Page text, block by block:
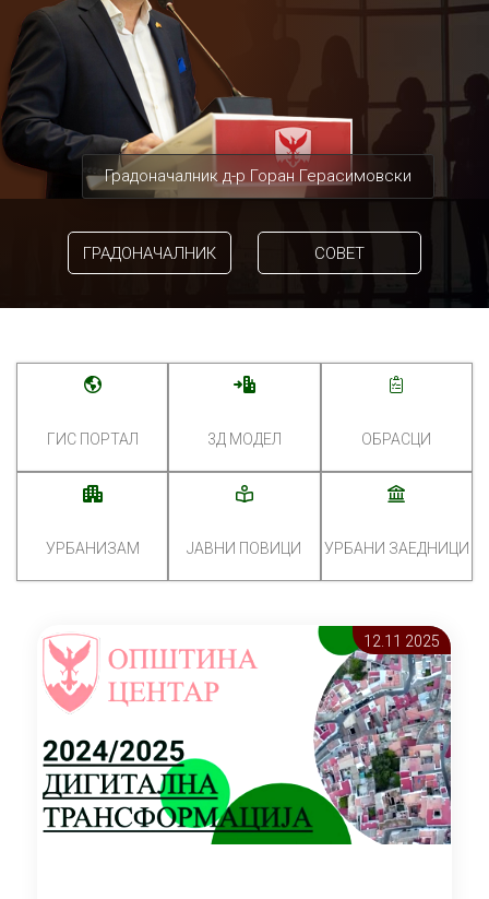
Градоначалник д-р Горан Герасимовски
ГРАДОНАЧАЛНИК СОВЕТ
ГИС ПОРТАЛ 3Д МОДЕЛ ОБРАСЦИ
УРБАНИЗАМ ЈАВНИ ПОВИЦИ УРБАНИ ЗАЕДНИЦИ
12.11 2025